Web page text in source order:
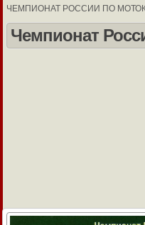
ЧЕМПИОНАТ РОССИИ ПО
Чемпионат